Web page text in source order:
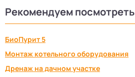
Рекомендуем посмотреть
БиоПурит 5
Монтаж котельного оборудования
Дренаж на дачном участке